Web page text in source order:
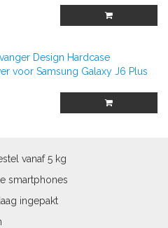
Design Hardcase
voor Samsung Galaxy J6 Plus
vanaf 5 kg
smartphones
ingepakt